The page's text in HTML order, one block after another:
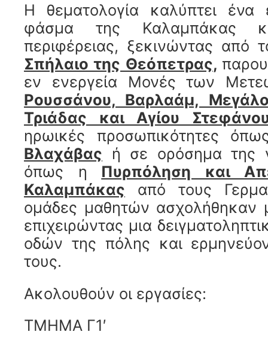
Η θεματολογία καλύπτει ένα
φάσμα της Καλαμπάκας
περιφέρειας, ξεκινώντας από
Σπήλαιο της Θεόπετρας,
εν ενεργεία Μονές των
Ρουσσάνου, Βαρλαάμ,
Τριάδας και Αγίου
ηρωικές προσωπικότητες
Βλαχάβας ή σε ορόσημα της
όπως η
Πυρπόληση και
Καλαμπάκας από τους
ομάδες μαθητών
επιχειρώντας μια
οδών της πόλης και
τους.
Ακολουθούν οι εργασίες:
ΤΜΗΜΑ Γ1′